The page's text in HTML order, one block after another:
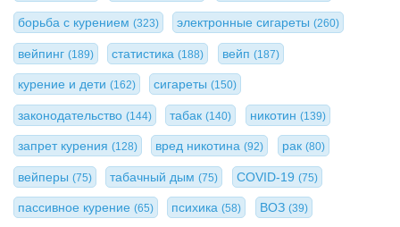
борьба с курением (323) электронные сигареты(260)
вейпинг (189) статистика(188) вейп (187)
курение и дети (162) сигареты(150)
законодательство (144) табак(140) никотин (139)
запрет курения (128) вред никотина(92) рак (80)
вейперы (75) табачный дым(75) COVID-19 (75)
пассивное курение (65) психика(58) ВОЗ (39)